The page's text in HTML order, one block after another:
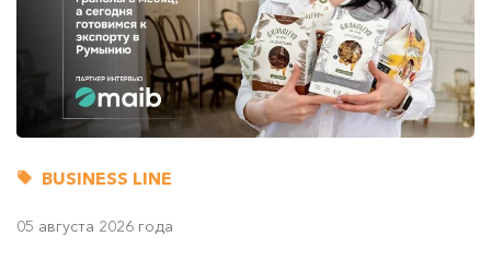
BUSINESS LINE
05 августа 2026 года